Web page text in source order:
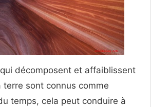
décomposent et affaiblissent
terre sont connus comme
temps, cela peut conduire à